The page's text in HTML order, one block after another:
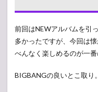
前回はNEWアルバムを引
多かったですが、今回は
べんなく楽しめるのが一番
BIGBANGの良いとこ取り